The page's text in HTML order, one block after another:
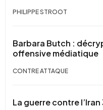
PHILIPPE STROOT
Barbara Butch :
offensive médiatique
CONTRE ATTAQUE
La guerre contre